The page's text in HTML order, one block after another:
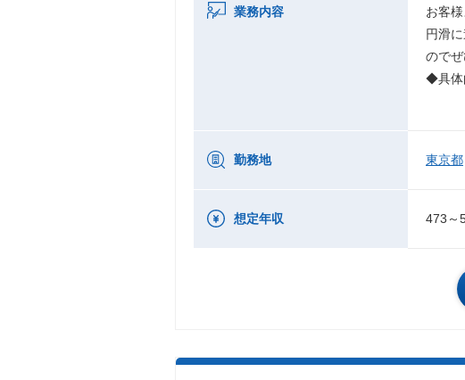
業務内容
お客
円滑
のでぜ
◆具体
勤務地 東京都
想定年収 473～